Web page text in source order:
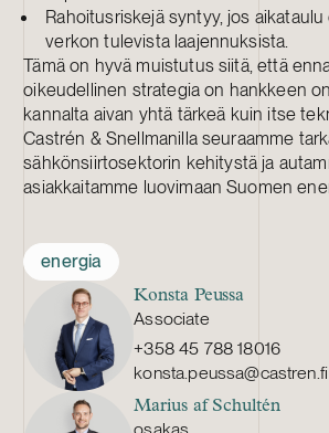
Rahoitusriskejä syntyy, jos
verkon tulevista laajennuksista.
Tämä on hyvä muistutus siitä, että
oikeudellinen strategia on hankkeen
kannalta aivan yhtä tärkeä kuin itse
Castrén & Snellmanilla seuraamme
sähkönsiirtosektorin kehitystä ja
asiakkaitamme luovimaan Suomen
energia
Konsta Peussa
Associate
+358 45 788 18016
konsta.peussa@castren.fi
Marius af Schultén